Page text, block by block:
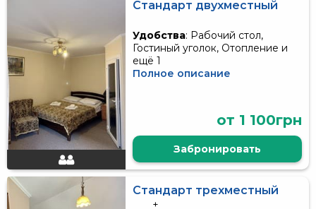
Стандарт двухместный
Удобства: Рабочий стол,
Гостиный уголок, Отопление и
ещё 1
Полное описание
от 1 100грн
Забронировать
Стандарт трехместный
+